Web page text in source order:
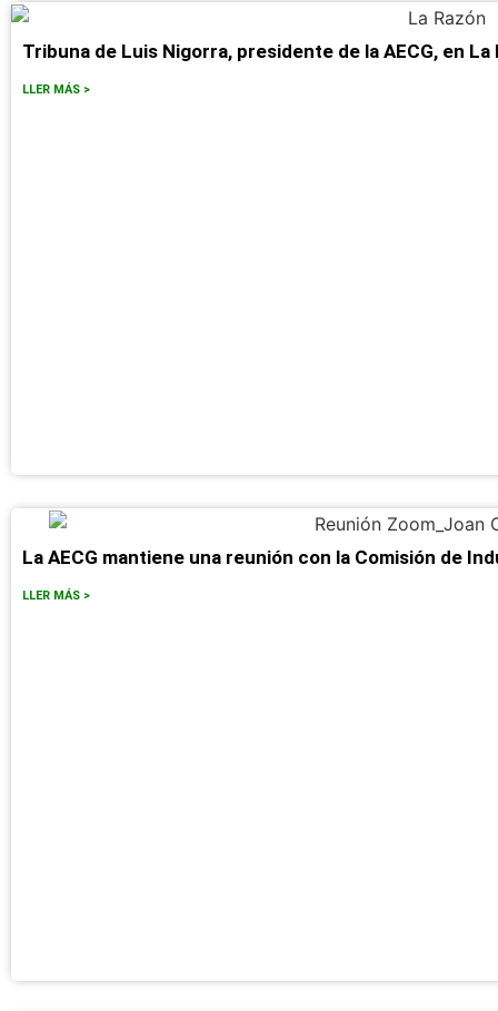
Tribuna de Luis Nigorra, presidente de la AECG, en La
LLER MÁS >
La AECG mantiene una reunión con la Comisión de
LLER MÁS >